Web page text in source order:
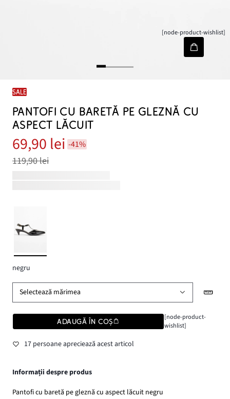
[node-product-wishlist]
SALE
PANTOFI CU BARETĂ PE GLEZNĂ CU
ASPECT LĂCUIT
69,90 lei -41%
119,90 lei
negru
Selectează mărimea
ADAUGĂ ÎN COȘ
[node-product-
wishlist]
17 persoane apreciează acest articol
Informații despre produs
Pantofi cu baretă pe gleznă cu aspect lăcuit negru